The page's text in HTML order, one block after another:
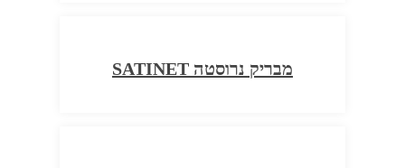
מבריק נרוסטה SATINET